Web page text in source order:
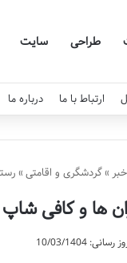
طراحی سایت
ارتباط با ما درباره ما
»گردشگری و اقامتی »
ها و کافی شاپ
10/03/1404